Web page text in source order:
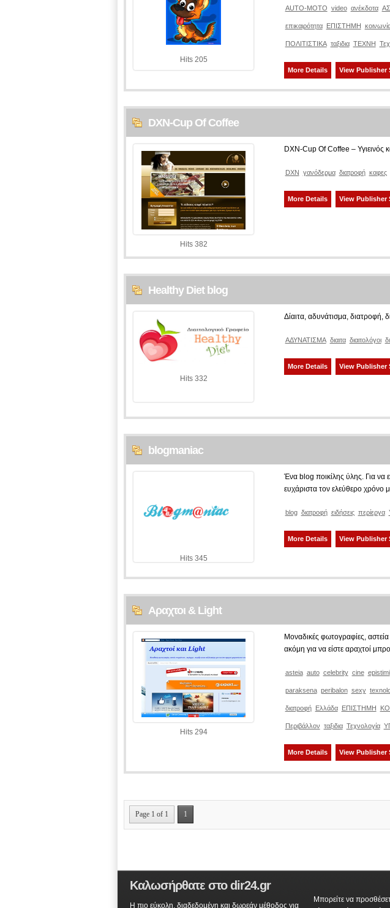
Hits 205
AUTO-MOTO video ανέκδοτα
επικαιρότητα ΕΠΙΣΤΗΜΗ
ΠΟΛΙΤΙΣΤΙΚΑ ταξιδια ΤΕΧΝΗ
More Details View Publisher
DXN-Cup Of Coffee
Hits 382
DXN-Cup Of Coffee – Υγιεινός
DXN γανόδερμα διατροφή καφες
More Details View Publisher
Healthy Diet blog
Hits 332
Δίαιτα, αδυνάτισμα, διατροφή,
ΑΔΥΝΑΤΙΣΜΑ διαιτα διαιτολόγοι
More Details View Publisher
blogmaniac
Hits 345
Ένα blog ποικίλης ύλης. Για να
ευχάριστα τον ελεύθερο χρόνο
blog διατροφή ειδήσεις περίεργα
More Details View Publisher
Αραχτοι & Light
Hits 294
Μοναδικές φωτογραφίες,
ακόμη για να είστε αραχτοί
asteia auto celebrity cine epistimi
paraksena peribalon sexy
διατροφή Ελλάδα ΕΠΙΣΤΗΜΗ
Περιβάλλον ταξιδια Τεχνολογία
More Details View Publisher
Page 1 of 1 1
Καλωσήρθατε στο dir24.gr
Η πιο εύκολη, διαδεδομένη και δωρεάν μέθοδος για
Μπορείτε να